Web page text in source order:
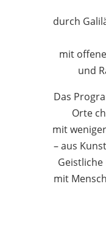
durch
mit
und
Das
Orte
mit
– aus
mit